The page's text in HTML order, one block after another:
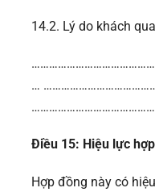
14.2. Lý do khách
…
Điều 15: Hiệu lực
Hợp đồng này có